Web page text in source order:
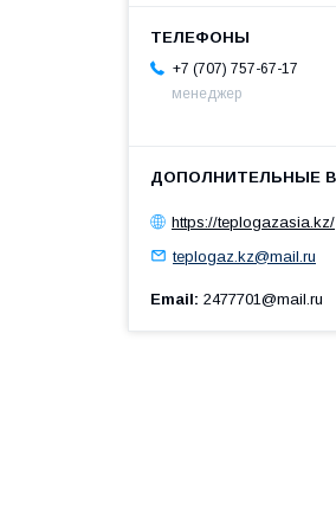
+7 (707) 757-67-17
менеджер
https://teplogazasia.kz/
teplogaz.kz@mail.ru
Email 2477701@mail.ru